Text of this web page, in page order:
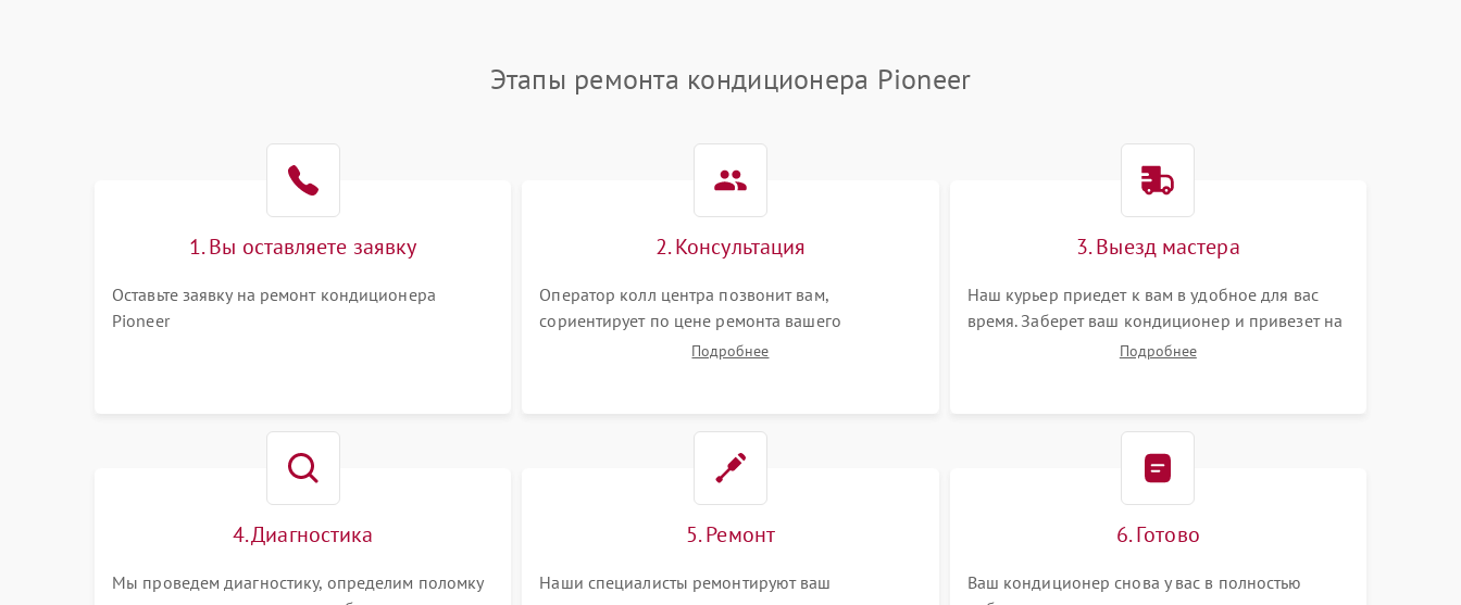
Этапы ремонта кондиционера Pioneer
1. Вы оставляете заявку
Оставьте заявку на ремонт кондиционера
Pioneer
2. Консультация
Оператор колл центра позвонит вам,
сориентирует по цене ремонта вашего
кондиционера а также ответит на все ваши
Подробнее
3. Выезд мастера
Наш курьер приедет к вам в удобное для вас
время. Заберет ваш кондиционер и привезет на
склад для диагностики.Подробнее
4. Диагностика
Мы проведем диагностику, определим поломку
5. Ремонт
Наши специалисты ремонтируют ваш
6. Готово
Ваш кондиционер снова у вас в полностью